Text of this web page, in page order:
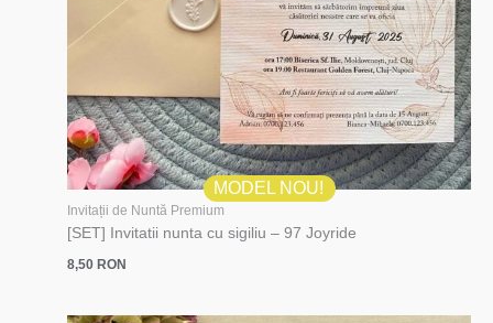
MODEL NOU!
Invitații de Nuntă Premium
[SET] Invitatii nunta cu sigiliu – 97 Joyride
8,50 RON